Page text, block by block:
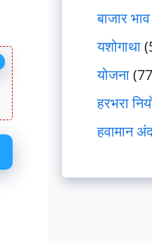
बाजार भाव
यशोगाथा
योजना
हरभरा
हवामान